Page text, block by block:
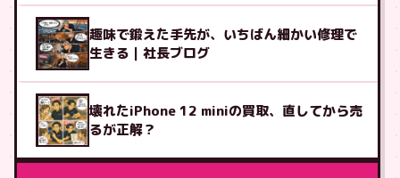
趣味で鍛えた手先が、いちばん細かい修理で
生きる｜社長ブログ
壊れたiPhone 12 miniの買取、直してから売
るが正解？